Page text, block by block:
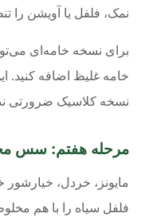
نمک، فلفل یا آویشن را
برای نسخه خامه‌ای
خامه غلیظ اضافه کنید.
نسخه کلاسیک ضرورتی
مرحله هفتم: سس
مایونز، خردل،
فلفل سیاه را با هم